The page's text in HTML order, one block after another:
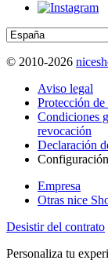
© 2010-2026
Aviso legal
Protección de
Condiciones
revocación
Declaración
Empresa
Otras nice
Desistir del contrato
Personaliza tu